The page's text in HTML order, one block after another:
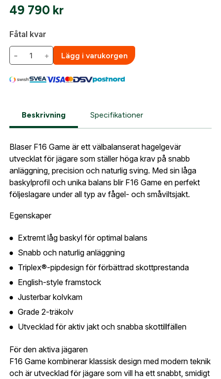
49 790 kr
Fåtal kvar
− + Lägg i varukorgen
Beskrivning Specifikationer
Blaser F16 Game är ett välbalanserat hagelgevär
utvecklat för jägare som ställer höga krav på snabb
anläggning, precision och naturlig sving. Med sin låga
baskylprofil och unika balans blir F16 Game en perfekt
följeslagare under all typ av fågel- och småviltsjakt.
Egenskaper
Extremt låg baskyl för optimal balans
Snabb och naturlig anläggning
Triplex®-pipdesign för förbättrad skottprestanda
English-style framstock
Justerbar kolvkam
Grade 2-träkolv
Utvecklad för aktiv jakt och snabba skottillfällen
För den aktiva jägaren
F16 Game kombinerar klassisk design med modern teknik
och är utvecklad för jägare som vill ha ett snabbt, smidigt
Logga in för att handla med dina avtalspriser, smidig
fakturabetalning och tillgång till orderhistorik.
När du är inloggad hanteras beställningen
automatiskt enligt dina inställningar.
Glömt lösenord?
Är du företag eller förening?
konto hos oss får du snabbare utcheckning,
översikt över dina beställningar och sparade
uppgifter.
Är du en förening eller ett företag? Kontakta
Org. nummer
Leverans & fakturaadress
Postnummer:*
Ort:*
Telefon:*
Land:*
E-post:* (kommer bli ditt användarnamn)
Verifiera e-post: *
så fort den här produkten är tillbaka i vårt
sortiment.
Blaser F16 Game Grade 2 adj .12 76cm
E-post adress
Jag godkänner att mina uppgifter sparas enligt
Bevaka